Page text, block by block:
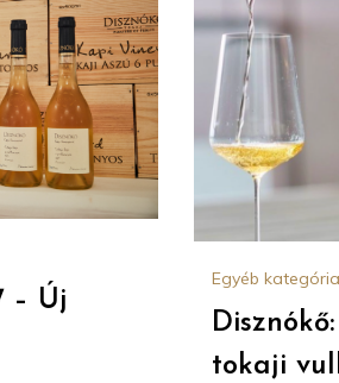
– Új
Egyéb kategória
tokaji